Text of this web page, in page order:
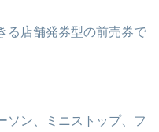
る店舗発券型の前売券で
ン、ミニストップ、フ